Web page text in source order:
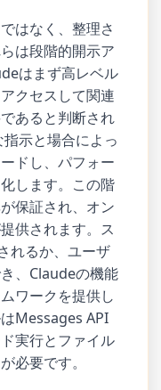
はなく、整理さ
は段階的開示ア
はまず高レベル
クセスして関連
あると判断され
示と場合によっ
ドし、パフォー
します。この階
保証され、オン
供されます。ス
れるか、ユーザ
、Claudeの機能
ワークを提供し
Messages API
実行とファイル
必要です。